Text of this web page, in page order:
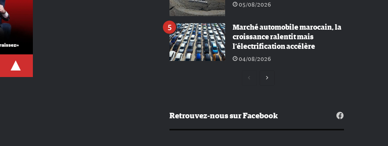
05/08/2026
Marché automobile marocain, la
croissance ralentit mais
l’électrification accélère
04/08/2026
Page
Retrouvez-nous sur Facebook